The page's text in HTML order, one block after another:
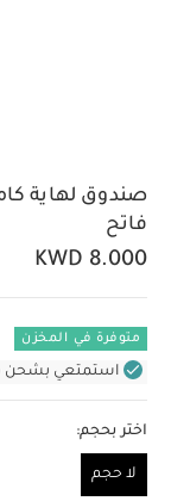
صندوق لهاية
فاتح
KWD 8.000
متوفرة في المخزن
استمتعي بشحن
اختر بحجم:
لا حجم